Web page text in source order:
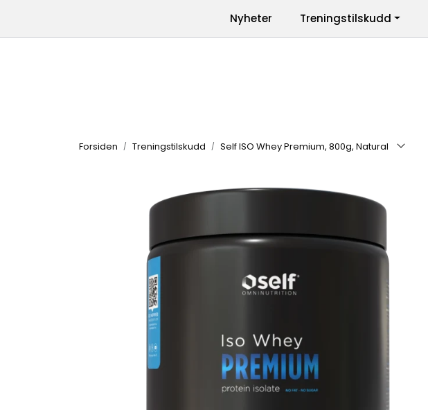
Produkter | Varemerker
Nyheter Treningstilskudd
Forsiden Treningstilskudd Self ISO Whey Premium, 800g, Natural